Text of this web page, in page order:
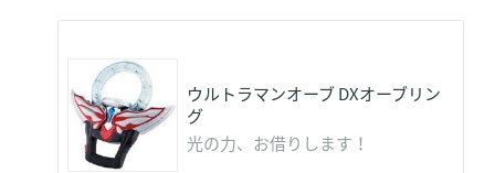
ウルトラマンオーブ DXオーブリン
グ
光の力、お借りします！